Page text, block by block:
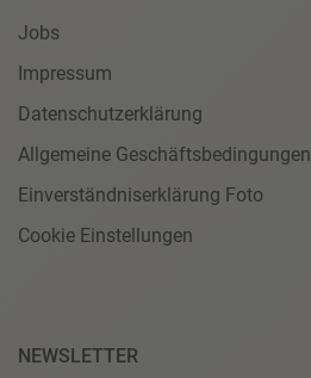
Jobs
Impressum
Datenschutzerklärung
Allgemeine Geschäftsbedingungen
Einverständniserklärung Foto
Cookie Einstellungen
NEWSLETTER